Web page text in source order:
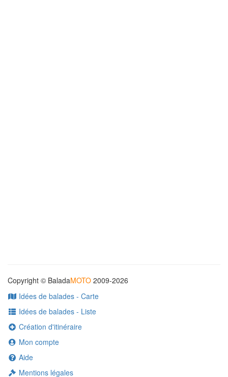
Copyright © BaladaMOTO 2009-2026
Idées de balades - Carte
Idées de balades - Liste
Création d'itinéraire
Mon compte
Aide
Mentions légales